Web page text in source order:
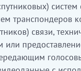
байланыс
пайдалана
дыбыстық
құрылғыны
көрсетумен,
систем
транспондеров
связи,
или